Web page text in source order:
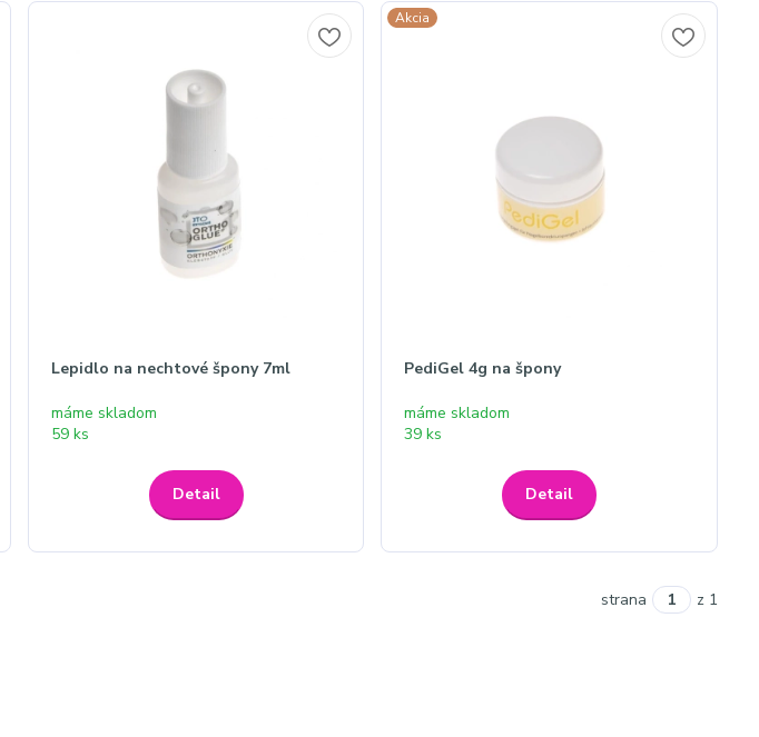
Lepidlo na nechtové špony 7ml
máme skladom
59 ks
Detail
Akcia
PediGel 4g na špony
máme skladom
39 ks
Detail
strana z 1